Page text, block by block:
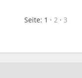
Seite: 1 · 2 · 3